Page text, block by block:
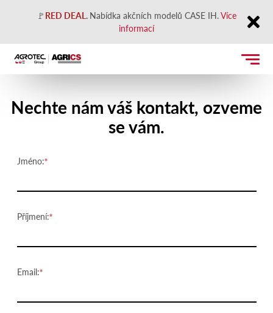
🚩RED DEAL. Nabídka akčních modelů CASE IH.Více
informací
Close
Nechte nám váš kontakt, ozveme
se vám.
Jméno:
Příjmení:
Email: